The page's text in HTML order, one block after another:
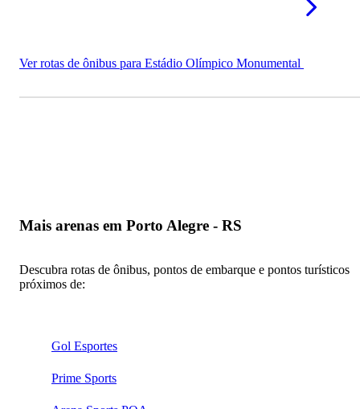
Ver rotas de ônibus para Estádio Olímpico Monumental
Mais arenas em Porto Alegre - RS
Descubra rotas de ônibus, pontos de embarque e pontos turísticos
próximos de:
Gol Esportes
Prime Sports